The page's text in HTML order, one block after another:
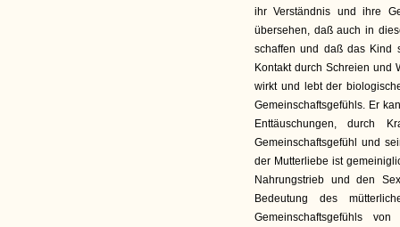
ihr Verständnis und ihre
übersehen, daß auch in
schaffen und daß das Kind
Kontakt durch Schreien und
wirkt und lebt der
Gemeinschaftsgefühls. Er
Enttäuschungen, durch
Gemeinschaftsgefühl und
der Mutterliebe ist
Nahrungstrieb und den
Bedeutung des
Gemeinschaftsgefühls